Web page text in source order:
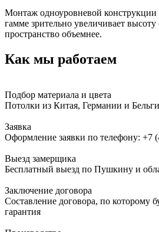
Монтаж одноуровневой конструкции
гамме зрительно увеличивает высоту
пространство объемнее.
Как мы работаем
Подбор материала и цвета
Потолки из Китая, Германии и
Заявка
Оформление заявки по телефону: +7
Выезд замерщика
Бесплатный выезд по Пушкину и
Заключение договора
Составление договора, по которому
гарантия